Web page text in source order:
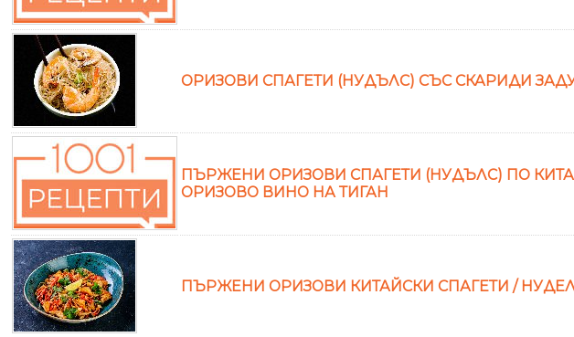
ОРИЗОВИ СПАГЕТИ (НУДЪЛС) СЪС СКАРИДИ
ПЪРЖЕНИ ОРИЗОВИ СПАГЕТИ (НУДЪЛС) ПО
ОРИЗОВО ВИНО НА ТИГАН
ПЪРЖЕНИ ОРИЗОВИ КИТАЙСКИ СПАГЕТИ /